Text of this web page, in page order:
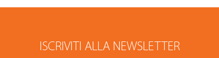
ISCRIVITI ALLA NEWSLETTER